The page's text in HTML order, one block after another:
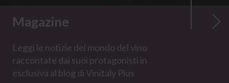
Magazine
Leggi le notizie del mondo del vino
raccontate dai suoi protagonisti in
esclusiva al blog di Vinitaly Plus